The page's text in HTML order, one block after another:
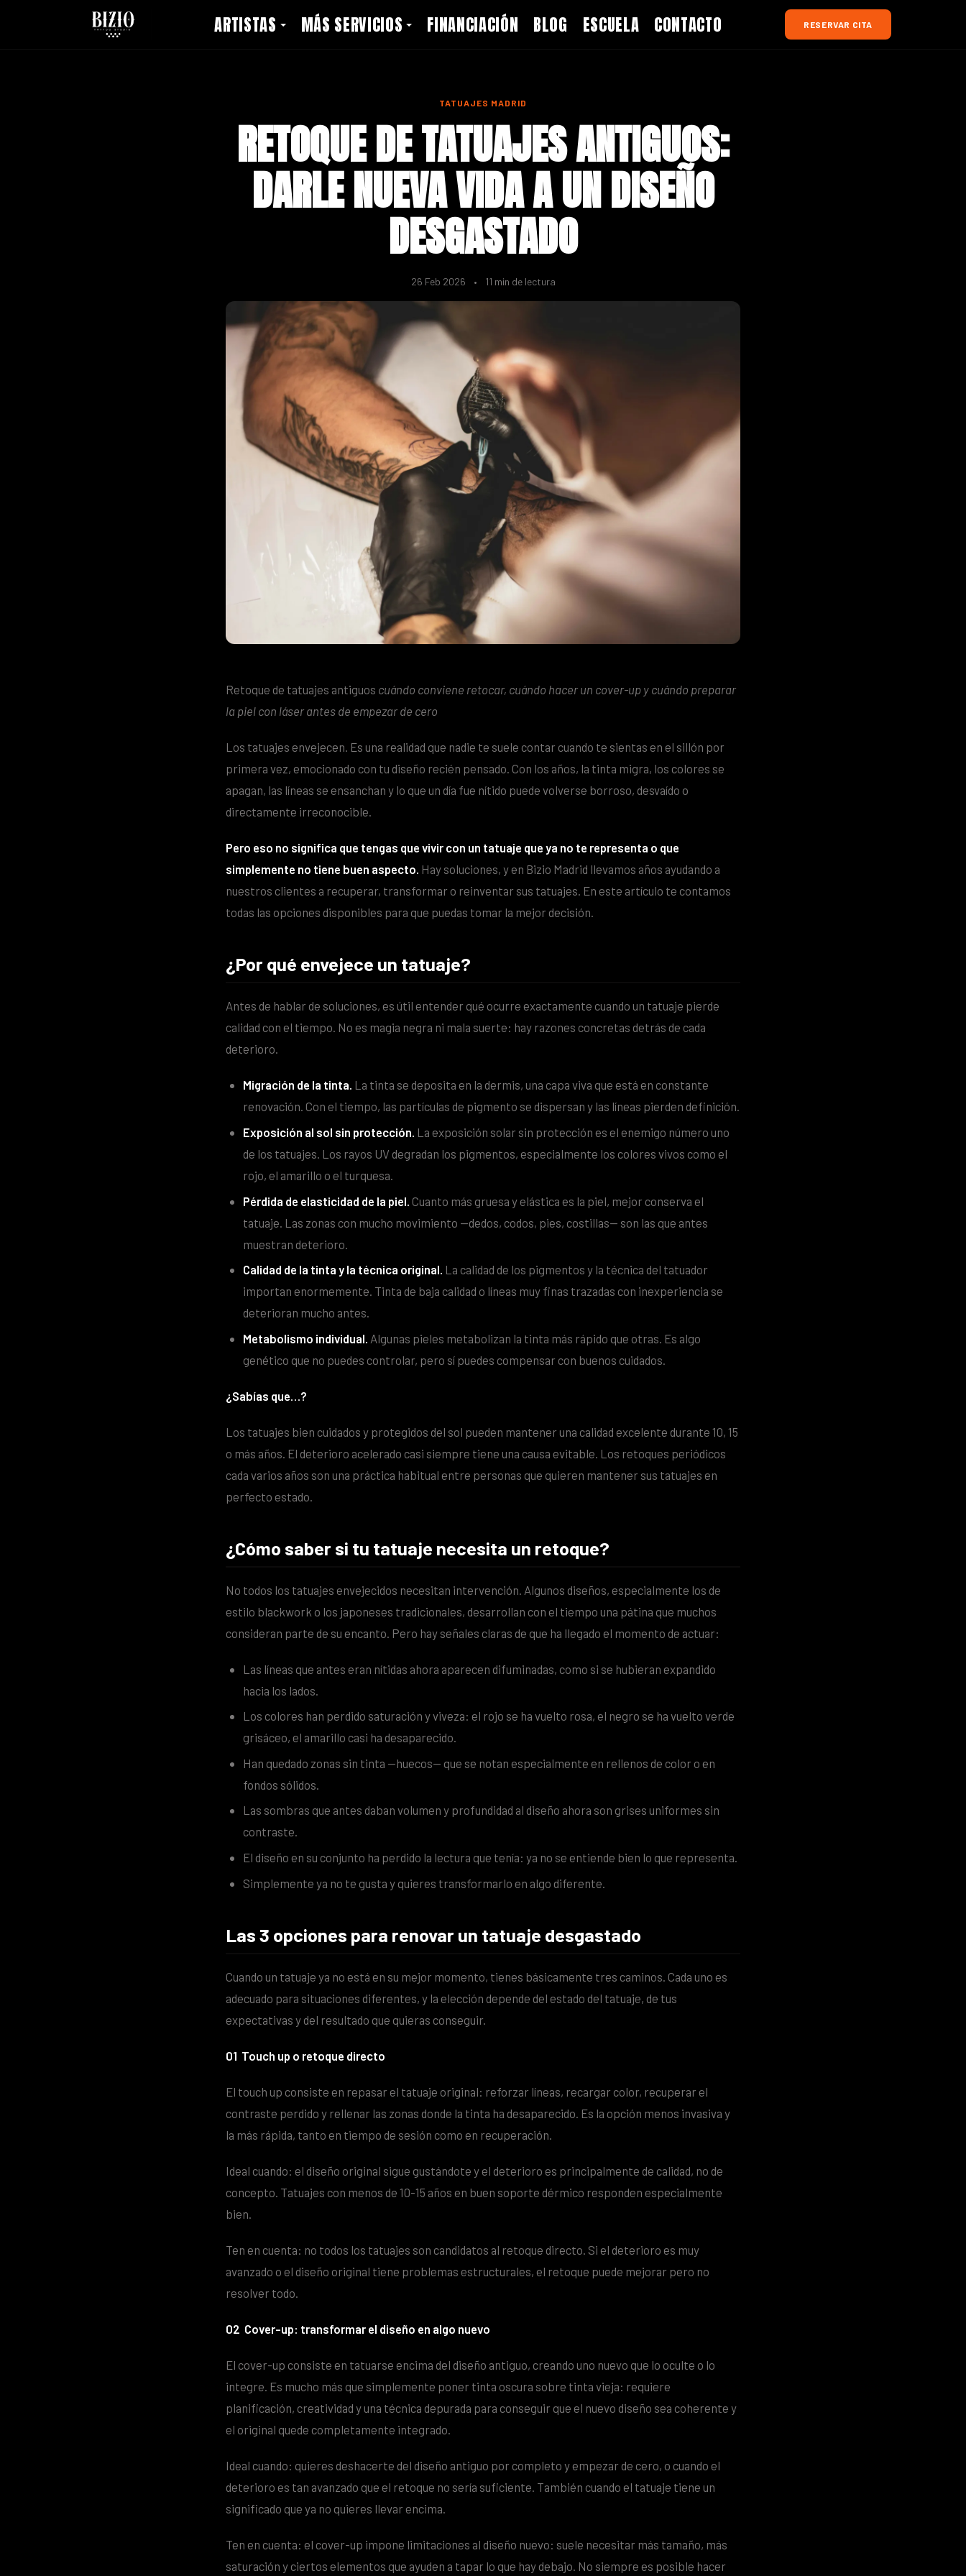
ARTISTAS MÁS SERVICIOS FINANCIACIÓN BLOG ESCUELA CONTACTO RESERVAR CITA
TATUAJES MADRID
RETOQUE DE TATUAJES ANTIGUOS:
DARLE NUEVA VIDA A UN DISEÑO
DESGASTADO
26 Feb 2026 • 11 min de lectura
Retoque de tatuajes antiguos cuándo conviene retocar, cuándo hacer un cover-up y cuándo preparar
la piel con láser antes de empezar de cero
Los tatuajes envejecen. Es una realidad que nadie te suele contar cuando te sientas en el sillón por
primera vez, emocionado con tu diseño recién pensado. Con los años, la tinta migra, los colores se
apagan, las líneas se ensanchan y lo que un día fue nítido puede volverse borroso, desvaído o
directamente irreconocible.
Pero eso no significa que tengas que vivir con un tatuaje que ya no te representa o que
simplemente no tiene buen aspecto. Hay soluciones, y en Bizio Madrid llevamos años ayudando a
nuestros clientes a recuperar, transformar o reinventar sus tatuajes. En este artículo te contamos
todas las opciones disponibles para que puedas tomar la mejor decisión.
¿Por qué envejece un tatuaje?
Antes de hablar de soluciones, es útil entender qué ocurre exactamente cuando un tatuaje pierde
calidad con el tiempo. No es magia negra ni mala suerte: hay razones concretas detrás de cada
deterioro.
Migración de la tinta. La tinta se deposita en la dermis, una capa viva que está en constante
renovación. Con el tiempo, las partículas de pigmento se dispersan y las líneas pierden definición.
Exposición al sol sin protección. La exposición solar sin protección es el enemigo número uno
de los tatuajes. Los rayos UV degradan los pigmentos, especialmente los colores vivos como el
rojo, el amarillo o el turquesa.
Pérdida de elasticidad de la piel. Cuanto más gruesa y elástica es la piel, mejor conserva el
tatuaje. Las zonas con mucho movimiento —dedos, codos, pies, costillas— son las que antes
muestran deterioro.
Calidad de la tinta y la técnica original. La calidad de los pigmentos y la técnica del tatuador
importan enormemente. Tinta de baja calidad o líneas muy finas trazadas con inexperiencia se
deterioran mucho antes.
Metabolismo individual. Algunas pieles metabolizan la tinta más rápido que otras. Es algo
genético que no puedes controlar, pero sí puedes compensar con buenos cuidados.
¿Sabías que…?
Los tatuajes bien cuidados y protegidos del sol pueden mantener una calidad excelente durante 10, 15
o más años. El deterioro acelerado casi siempre tiene una causa evitable. Los retoques periódicos
cada varios años son una práctica habitual entre personas que quieren mantener sus tatuajes en
perfecto estado.
¿Cómo saber si tu tatuaje necesita un retoque?
No todos los tatuajes envejecidos necesitan intervención. Algunos diseños, especialmente los de
estilo blackwork o los japoneses tradicionales, desarrollan con el tiempo una pátina que muchos
consideran parte de su encanto. Pero hay señales claras de que ha llegado el momento de actuar:
Las líneas que antes eran nítidas ahora aparecen difuminadas, como si se hubieran expandido
hacia los lados.
Los colores han perdido saturación y viveza: el rojo se ha vuelto rosa, el negro se ha vuelto verde
grisáceo, el amarillo casi ha desaparecido.
Han quedado zonas sin tinta —huecos— que se notan especialmente en rellenos de color o en
fondos sólidos.
Las sombras que antes daban volumen y profundidad al diseño ahora son grises uniformes sin
contraste.
El diseño en su conjunto ha perdido la lectura que tenía: ya no se entiende bien lo que representa.
Simplemente ya no te gusta y quieres transformarlo en algo diferente.
Las 3 opciones para renovar un tatuaje desgastado
Cuando un tatuaje ya no está en su mejor momento, tienes básicamente tres caminos. Cada uno es
adecuado para situaciones diferentes, y la elección depende del estado del tatuaje, de tus
expectativas y del resultado que quieras conseguir.
01 Touch up o retoque directo
El touch up consiste en repasar el tatuaje original: reforzar líneas, recargar color, recuperar el
contraste perdido y rellenar las zonas donde la tinta ha desaparecido. Es la opción menos invasiva y
la más rápida, tanto en tiempo de sesión como en recuperación.
Ideal cuando: el diseño original sigue gustándote y el deterioro es principalmente de calidad, no de
concepto. Tatuajes con menos de 10-15 años en buen soporte dérmico responden especialmente
bien.
Ten en cuenta: no todos los tatuajes son candidatos al retoque directo. Si el deterioro es muy
avanzado o el diseño original tiene problemas estructurales, el retoque puede mejorar pero no
resolver todo.
02 Cover-up: transformar el diseño en algo nuevo
El cover-up consiste en tatuarse encima del diseño antiguo, creando uno nuevo que lo oculte o lo
integre. Es mucho más que simplemente poner tinta oscura sobre tinta vieja: requiere
planificación, creatividad y una técnica depurada para conseguir que el nuevo diseño sea coherente y
el original quede completamente integrado.
Ideal cuando: quieres deshacerte del diseño antiguo por completo y empezar de cero, o cuando el
deterioro es tan avanzado que el retoque no sería suficiente. También cuando el tatuaje tiene un
significado que ya no quieres llevar encima.
Ten en cuenta: el cover-up impone limitaciones al diseño nuevo: suele necesitar más tamaño, más
saturación y ciertos elementos que ayuden a tapar lo que hay debajo. No siempre es posible hacer